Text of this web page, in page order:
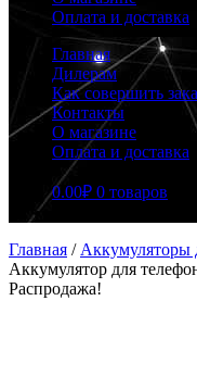
Оплата и доставка
Главная
Дилерам
Как совершить
Контакты
О магазине
Оплата и доставка
0.00₽ 0 товаров
Главная / Аккумуляторы
Аккумулятор для
Распродажа!